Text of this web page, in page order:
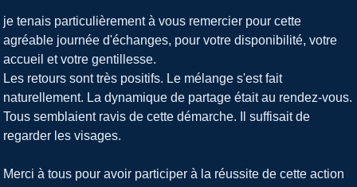
je tenais particulièrement à vous remercier pour cette
agréable journée d'échanges, pour votre disponibilité, votre
accueil et votre gentillesse.
Les retours sont très positifs. Le mélange s'est fait
naturellement. La dynamique de partage était au rendez-vous.
Tous semblaient ravis de cette démarche. Il suffisait de
regarder les visages.
Merci à tous pour avoir participer à la réussite de cette action